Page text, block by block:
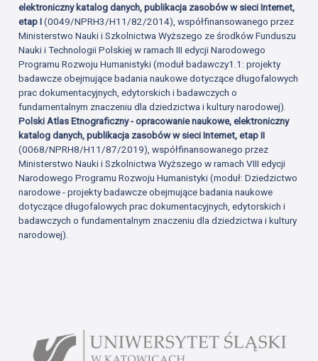
elektroniczny katalog danych, publikacja zasobów w sieci Internet,
etap I(0049/NPRH3/H11/82/2014), współfinansowanego przez
Ministerstwo Nauki i Szkolnictwa Wyższego ze środków Funduszu
Nauki i Technologii Polskiej w ramach III edycji Narodowego
Programu Rozwoju Humanistyki (moduł badawczy1.1: projekty
badawcze obejmujące badania naukowe dotyczące długofalowych
prac dokumentacyjnych, edytorskich i badawczych o
fundamentalnym znaczeniu dla dziedzictwa i kultury narodowej).
Polski Atlas Etnograficzny - opracowanie naukowe, elektroniczny
katalog danych, publikacja zasobów w sieci Internet, etap II
(0068/NPRH8/H11/87/2019), współfinansowanego przez
Ministerstwo Nauki i Szkolnictwa Wyższego w ramach VIII edycji
Narodowego Programu Rozwoju Humanistyki (moduł: Dziedzictwo
narodowe - projekty badawcze obejmujące badania naukowe
dotyczące długofalowych prac dokumentacyjnych, edytorskich i
badawczych o fundamentalnym znaczeniu dla dziedzictwa i kultury
narodowej).